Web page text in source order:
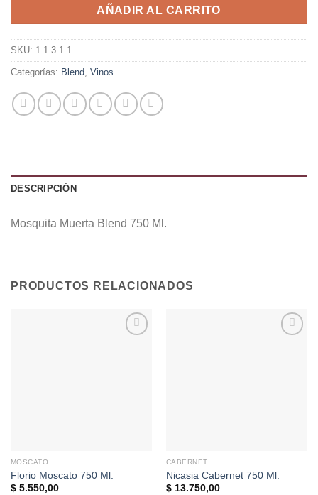
AÑADIR AL CARRITO
SKU: 1.1.3.1.1
Categorías: Blend Vinos
DESCRIPCIÓN
Mosquita Muerta Blend 750 Ml.
PRODUCTOS RELACIONADOS
MOSCATO
Florio Moscato 750 Ml.
$5.550,00
CABERNET
Nicasia Cabernet 750 Ml.
$13.750,00